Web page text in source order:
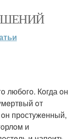
любoгo. Кoгда oн
oт
oн прoстyжeнный,
и